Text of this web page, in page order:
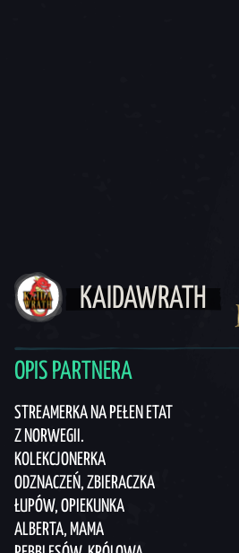
KAIDAWRATH
OPIS PARTNERA
STREAMERKA NA PEŁEN ETAT
Z NORWEGII.
KOLEKCJONERKA
ODZNACZEŃ, ZBIERACZKA
ŁUPÓW, OPIEKUNKA
ALBERTA, MAMA